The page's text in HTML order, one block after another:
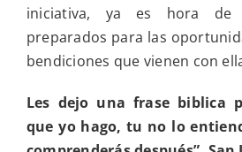
iniciativa, ya es hora de
preparados para las
bendiciones que vienen con
Les dejo una frase biblica
que yo hago, tu no lo